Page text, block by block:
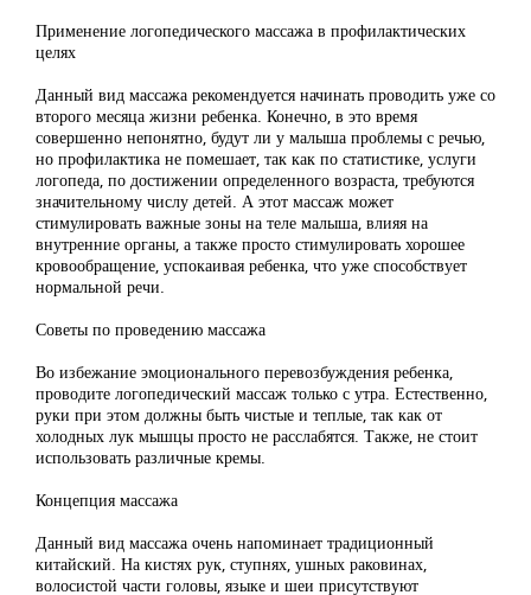
Применение логопедического массажа в профилактических
целях
Данный вид массажа рекомендуется начинать проводить уже со
второго месяца жизни ребенка. Конечно, в это время
совершенно непонятно, будут ли у малыша проблемы с речью,
но профилактика не помешает, так как по статистике, услуги
логопеда, по достижении определенного возраста, требуются
значительному числу детей. А этот массаж может
стимулировать важные зоны на теле малыша, влияя на
внутренние органы, а также просто стимулировать хорошее
кровообращение, успокаивая ребенка, что уже способствует
нормальной речи.
Советы по проведению массажа
Во избежание эмоционального перевозбуждения ребенка,
проводите логопедический массаж только с утра. Естественно,
руки при этом должны быть чистые и теплые, так как от
холодных лук мышцы просто не расслабятся. Также, не стоит
использовать различные кремы.
Концепция массажа
Данный вид массажа очень напоминает традиционный
китайский. На кистях рук, ступнях, ушных раковинах,
волосистой части головы, языке и шеи присутствуют